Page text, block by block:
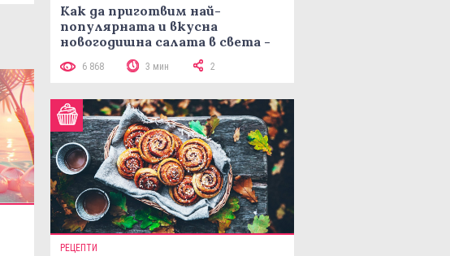
Как да приготвим най-
популярната и вкусна
новогодишна салата в света -
рецепта Мимоза
6 868 3 мин 2
РЕЦЕПТИ